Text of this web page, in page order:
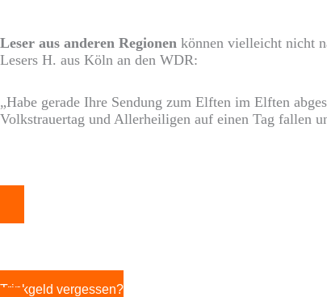
Leser aus anderen Regionen können vielleicht nicht
Lesers H. aus Köln an den WDR:
„Habe gerade Ihre Sendung zum Elften im Elften
Volkstrauertag und Allerheiligen auf einen Tag fallen
Trinkgeld vergessen?